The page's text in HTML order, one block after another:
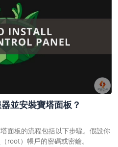
並安裝寶塔面板？
面板的流程包括以下步驟。假設你
root）帳戶的密碼或密鑰。